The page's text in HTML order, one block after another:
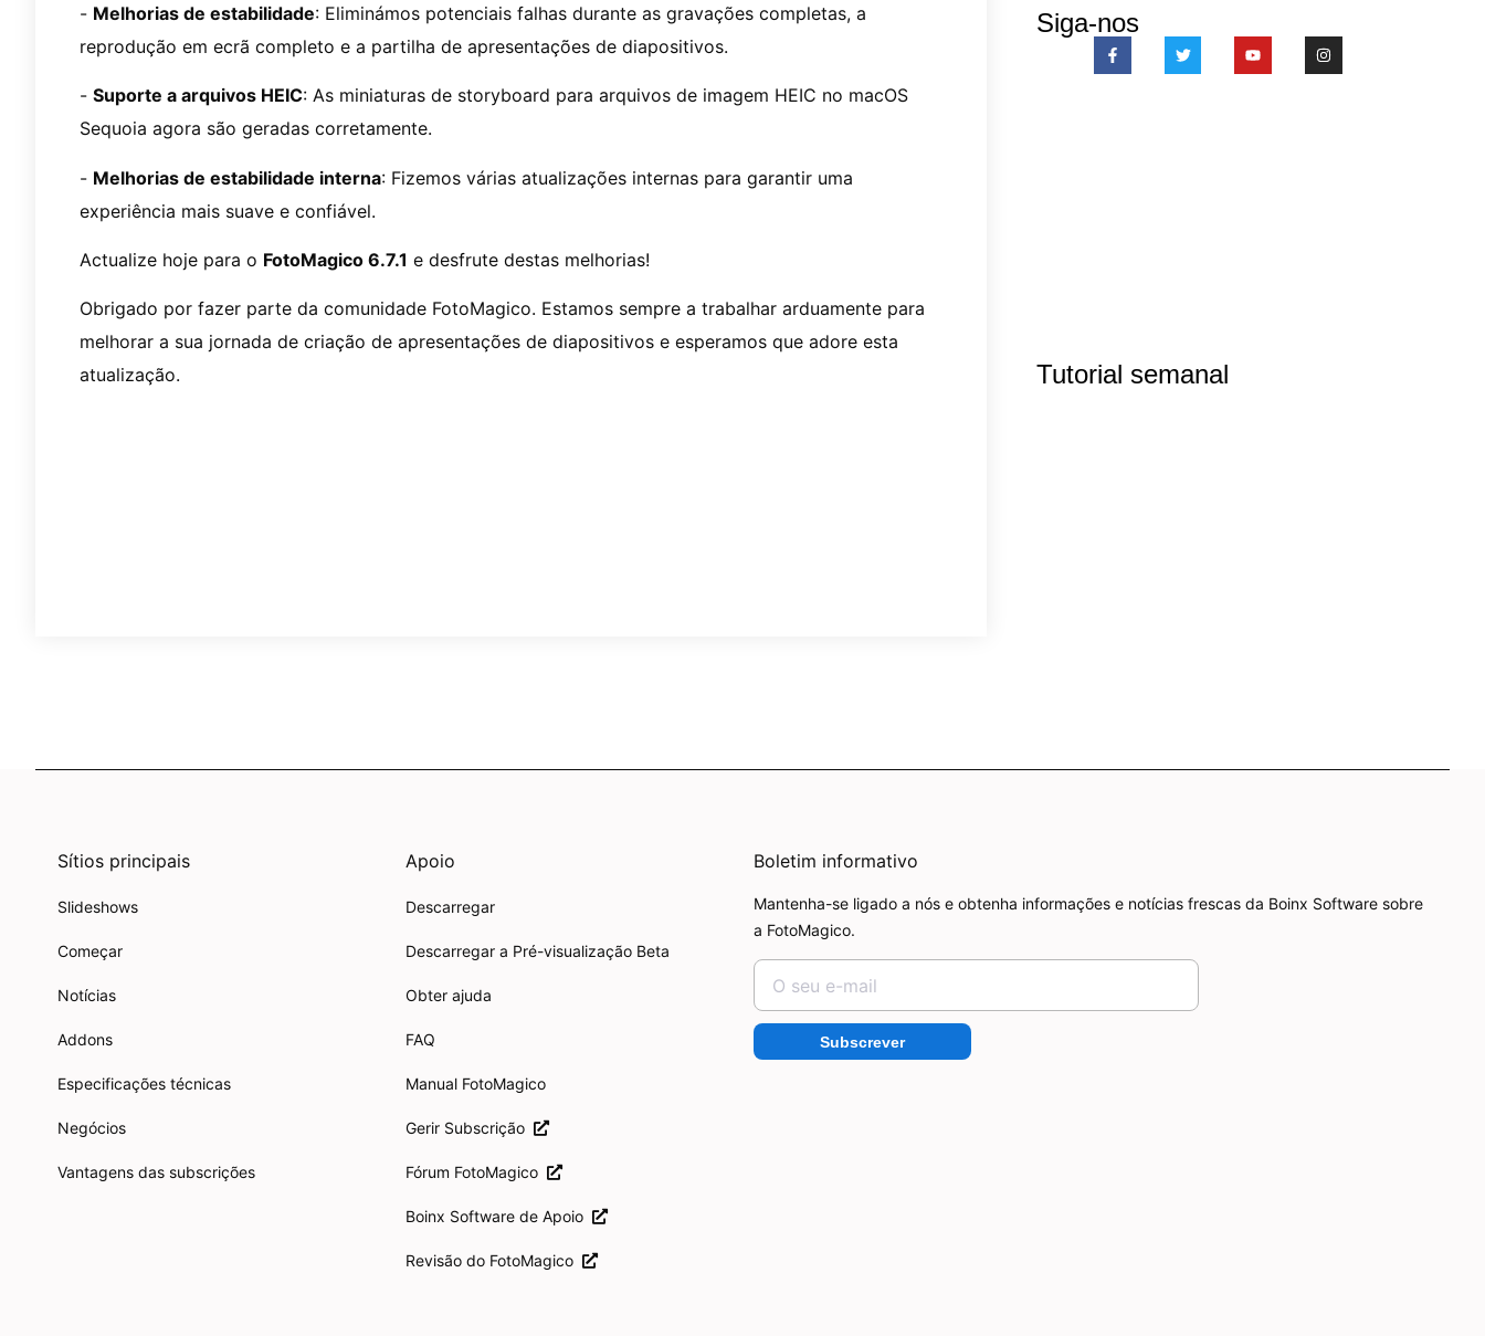
- Melhorias de estabilidade: Eliminámos potenciais falhas durante as gravações completas, a
reprodução em ecrã completo e a partilha de apresentações de diapositivos.
- Suporte a arquivos HEIC: As miniaturas de storyboard para arquivos de imagem HEIC no macOS
Sequoia agora são geradas corretamente.
- Melhorias de estabilidade interna: Fizemos várias atualizações internas para garantir uma
experiência mais suave e confiável.
Actualize hoje para o FotoMagico 6.7.1 e desfrute destas melhorias!
Obrigado por fazer parte da comunidade FotoMagico. Estamos sempre a trabalhar arduamente para
melhorar a sua jornada de criação de apresentações de diapositivos e esperamos que adore esta
atualização.
Siga-nos
Tutorial semanal
Sítios principais
Slideshows
Começar
Notícias
Addons
Especificações técnicas
Negócios
Vantagens das subscrições
Apoio
Descarregar
Descarregar a Pré-visualização Beta
Obter ajuda
FAQ
Manual FotoMagico
Gerir Subscrição
Fórum FotoMagico
Boinx Software de Apoio
Revisão do FotoMagico
Boletim informativo
Mantenha-se ligado a nós e obtenha informações e notícias frescas da Boinx Software sobre
a FotoMagico.
Subscrever